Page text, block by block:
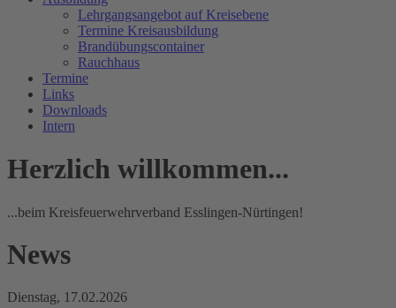
Lehrgangsangebot auf Kreisebene
Termine Kreisausbildung
Brandübungscontainer
Rauchhaus
Termine
Links
Downloads
Intern
Herzlich willkommen...
...beim Kreisfeuerwehrverband Esslingen-Nürtingen!
News
Dienstag, 17.02.2026